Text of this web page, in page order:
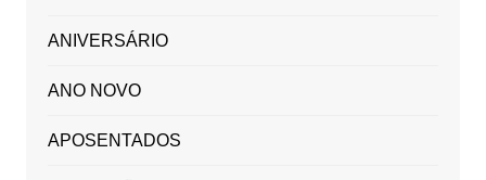
ANIVERSÁRIO
ANO NOVO
APOSENTADOS